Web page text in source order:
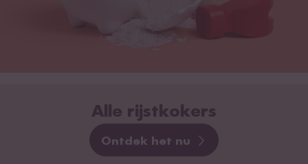
Alle rijstkokers
Ontdek het nu